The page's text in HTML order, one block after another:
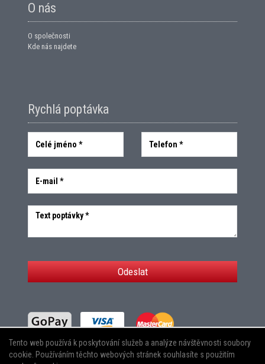
Tento web používá k poskytování služeb a analýze návštěvnosti soubory
cookie. Používáním těchto webových stránek souhlasíte s použitím
O nás
O společnosti
Kde nás najdete
Rychlá poptávka
Odeslat